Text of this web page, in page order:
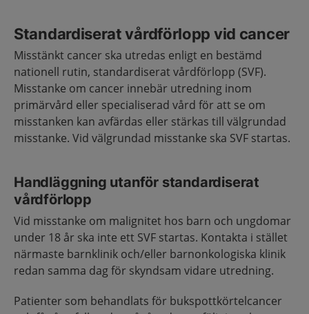
Standardiserat vårdförlopp vid cancer
Misstänkt cancer ska utredas enligt en bestämd
nationell rutin, standardiserat vårdförlopp (SVF).
Misstanke om cancer innebär utredning inom
primärvård eller specialiserad vård för att se om
misstanken kan avfärdas eller stärkas till välgrundad
misstanke. Vid välgrundad misstanke ska SVF startas.
Handläggning utanför standardiserat
vårdförlopp
Vid misstanke om malignitet hos barn och ungdomar
under 18 år ska inte ett SVF startas. Kontakta i stället
närmaste barnklinik och/eller barnonkologiska klinik
redan samma dag för skyndsam vidare utredning.
Patienter som behandlats för bukspottkörtelcancer